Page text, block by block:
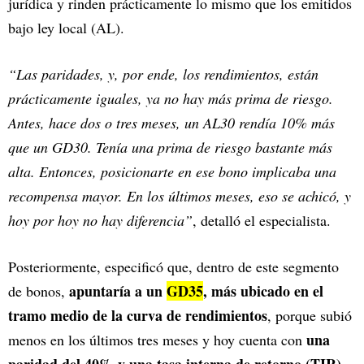
bajo ley local (AL).
“Las paridades, y, por ende, los rendimientos, están
prácticamente iguales, ya no hay más prima de riesgo.
Antes, hace dos o tres meses, un AL30 rendía 10% más
que un GD30. Tenía una prima de riesgo bastante más
alta. Entonces, posicionarte en ese bono implicaba una
recompensa mayor. En los últimos meses, eso se achicó, y
hoy por hoy no hay diferencia”, detalló el especialista.
Posteriormente, especificó que, dentro de este segmento
de bonos, apuntaría a unGD35, más ubicado en el
tramo medio de la curva de rendimientos, porque subió
menos en los últimos tres meses y hoy cuenta con una